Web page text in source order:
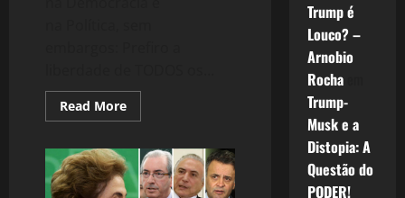
Read MoreRead
more
Eugenia
Política
Trump é
Louco? –
Arnobio
Rochaem
Trump-
Musk e a
Distopia: A
Questão do
PODER!